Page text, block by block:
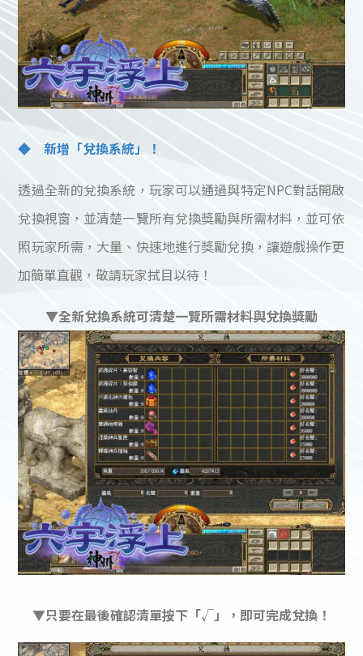
◆ 新增「兌換系統」！
透過全新的兌換系統，玩家可以通過與特定NPC對話開啟
兌換視窗，並清楚一覽所有兌換獎勵與所需材料，並可依
照玩家所需，大量、快速地進行獎勵兌換，讓遊戲操作更
加簡單直觀，敬請玩家拭目以待！
▼全新兌換系統可清楚一覽所需材料與兌換獎勵
▼只要在最後確認清單按下「√」，即可完成兌換！